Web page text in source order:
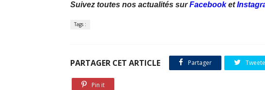
Suivez toutes nos actualités surFacebook et
Tags :
PARTAGER CET ARTICLE Partager
Pin it